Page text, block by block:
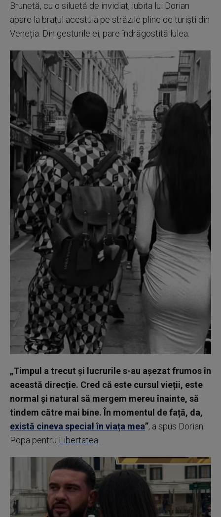
Brunetă, cu o siluetă de invidiat, iubita lui Dorian
apare la brațul acestuia pe străzile pline de turiști din
Veneția. Din gesturile ei, pare îndrăgostită lulea.
„Timpul a trecut și lucrurile s-au așezat frumos în
această direcție. Cred că este cursul vieții, este
normal și natural să mergem mereu înainte, să
tindem către mai bine. În momentul de față, da,
există cineva special în viața mea”, a spus Dorian
Popa pentru Libertatea